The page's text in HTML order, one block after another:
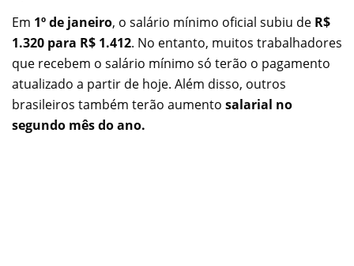
Em 1º de janeiro, o salário mínimo oficial subiu de R$
1.320 para R$ 1.412. No entanto, muitos trabalhadores
que recebem o salário mínimo só terão o pagamento
atualizado a partir de hoje. Além disso, outros
brasileiros também terão aumento salarial no
segundo mês do ano.